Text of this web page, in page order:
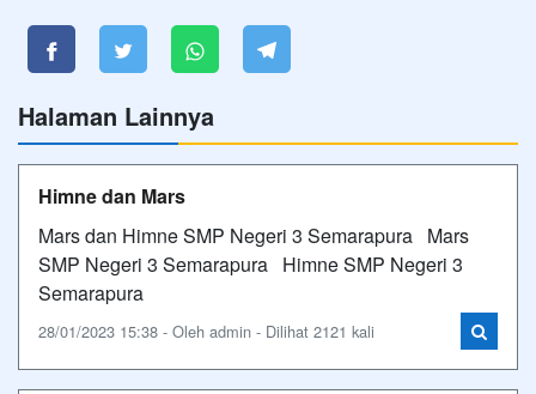
Halaman Lainnya
Himne dan Mars
Mars dan Himne SMP Negeri 3 Semarapura Mars
SMP Negeri 3 Semarapura Himne SMP Negeri 3
Semarapura
28/01/2023 15:38 - Oleh admin - Dilihat 2121 kali